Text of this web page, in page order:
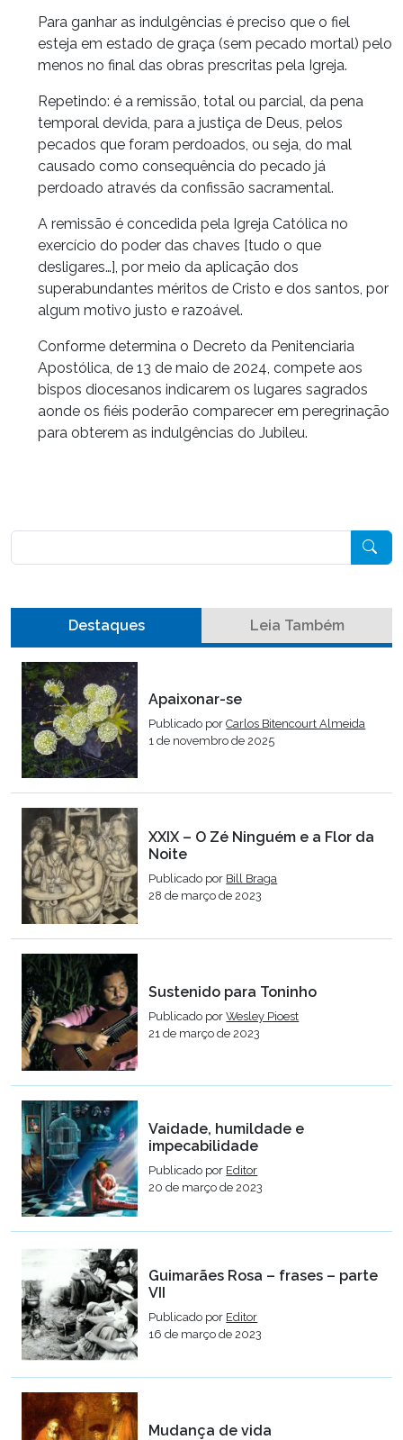
Para ganhar as indulgências é preciso que o fiel
esteja em estado de graça (sem pecado mortal) pelo
menos no final das obras prescritas pela Igreja.
Repetindo: é a remissão, total ou parcial, da pena
temporal devida, para a justiça de Deus, pelos
pecados que foram perdoados, ou seja, do mal
causado como consequência do pecado já
perdoado através da confissão sacramental.
A remissão é concedida pela Igreja Católica no
exercício do poder das chaves [tudo o que
desligares…], por meio da aplicação dos
superabundantes méritos de Cristo e dos santos, por
algum motivo justo e razoável.
Conforme determina o Decreto da Penitenciaria
Apostólica, de 13 de maio de 2024, compete aos
bispos diocesanos indicarem os lugares sagrados
aonde os fiéis poderão comparecer em peregrinação
para obterem as indulgências do Jubileu.
Destaques Leia Também
Apaixonar-se
Publicado porCarlos Bitencourt Almeida
1 de novembro de 2025
XXIX – O Zé Ninguém e a Flor da
Noite
Publicado por Bill Braga
28 de março de 2023
Sustenido para Toninho
Publicado porWesley Pioest
21 de março de 2023
Vaidade, humildade e
impecabilidade
Publicado por Editor
20 de março de 2023
Guimarães Rosa – frases – parte
VII
Publicado por Editor
16 de março de 2023
Mudança de vida